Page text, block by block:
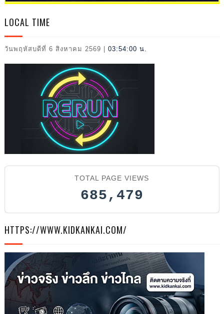
2026
LOCAL TIME
วันพฤหัสบดีที่ 6 สิงหาคม 2569 03:54:01 น.
TOTAL PAGE VIEWS
685,479
HTTPS://WWW.KIDKANKAI.COM/